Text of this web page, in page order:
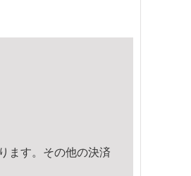
ます。その他の決済